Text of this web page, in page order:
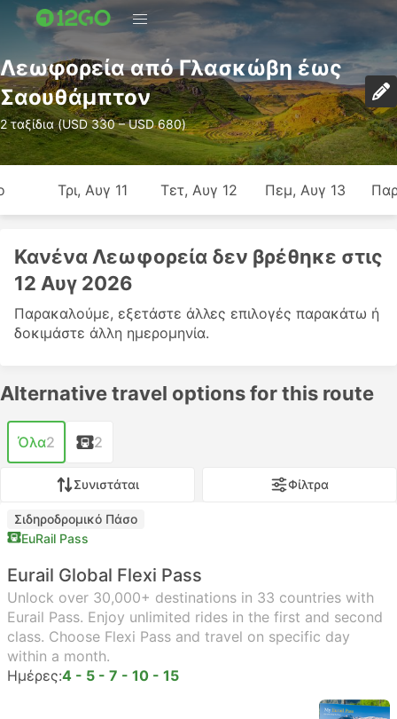
Λεωφορεία από Γλασκώβη έως
Σαουθάμπτον
2 ταξίδια (USD 330 – USD 680)
Τρι, Αυγ 11 Τετ, Αυγ 12 Πεμ, Αυγ 13
Κανένα Λεωφορεία δεν βρέθηκε στις
12 Αυγ 2026
Παρακαλούμε, εξετάστε άλλες επιλογές παρακάτω ή
δοκιμάστε άλλη ημερομηνία.
Alternative travel options for this route
Όλα2 2
Συνιστάται Φίλτρα
Σιδηροδρομικό Πάσο
EuRail Pass
Eurail Global Flexi Pass
Unlock over 30,000+ destinations in 33 countries with
Eurail Pass. Enjoy unlimited rides in the first and second
class. Choose Flexi Pass and travel on specific day
within a month.
Ημέρες:4 - 5 - 7 - 10 - 15